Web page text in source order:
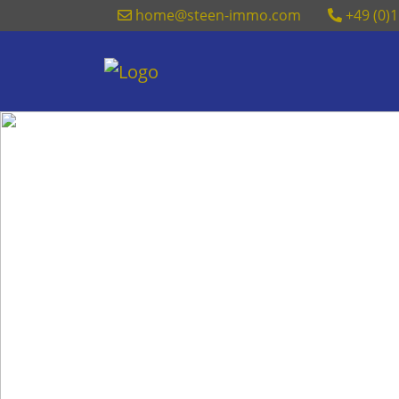
home@steen-immo.com +49